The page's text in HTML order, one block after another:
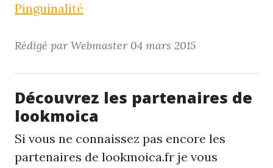
Pinguinalité
Rédigé par Webmaster 04 mars 2015
Découvrez les partenaires de
lookmoica
Si vous ne connaissez pas encore les
partenaires de lookmoica.fr je vous